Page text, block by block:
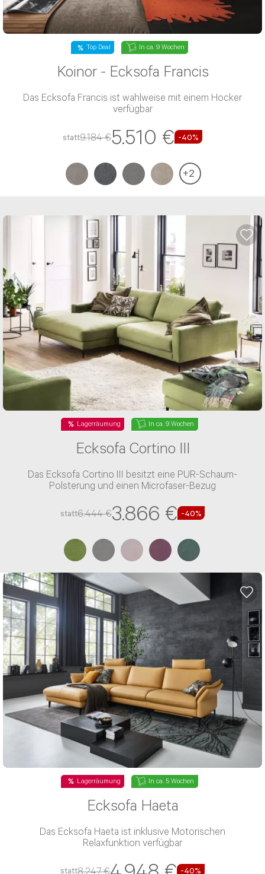
Top Deal In ca. 9 Wochen
Koinor - Ecksofa Francis
Das Ecksofa Francis ist wahlweise mit einem Hocker
verfügbar
statt9.184 €5.510 € -40%
+2
Lagerräumung In ca. 9 Wochen
Ecksofa Cortino III
Das Ecksofa Cortino III besitzt eine PUR-Schaum-
Polsterung und einen Microfaser-Bezug
statt6.444 €3.866 € -40%
Lagerräumung In ca. 5 Wochen
Ecksofa Haeta
Das Ecksofa Haeta ist inklusive Motorischen
Relaxfunktion verfügbar
statt8.247 € -40%